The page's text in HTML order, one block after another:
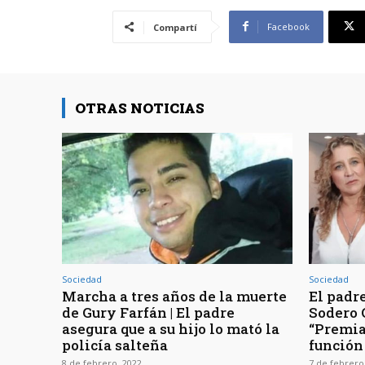
Compartí Facebook
OTRAS NOTICIAS
Sociedad
Marcha a tres años de la muerte
de Gury Farfán | El padre
asegura que a su hijo lo mató la
policía salteña
Sociedad
El
Sodero